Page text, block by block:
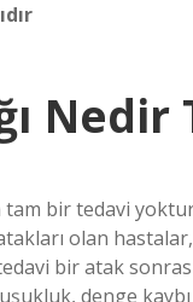
tam bir tedavi
atakları olan
bir atak
denge